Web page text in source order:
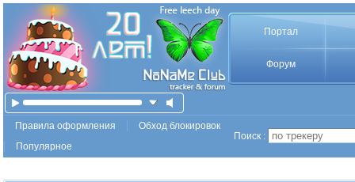
Портал
Форум
Правила оформления
Обход блокировок
Популярное
Поиск :